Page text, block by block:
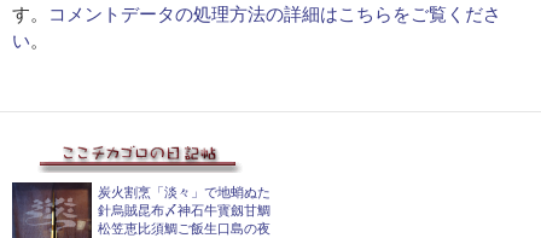
す。
コメントデータの処理方法の詳細はこちらをご覧くださ
い。
炭火割烹「淡々」で地蛸ぬた
針烏賊昆布〆神石牛寳劔甘鯛
松笠恵比須鯛ご飯生口島の夜